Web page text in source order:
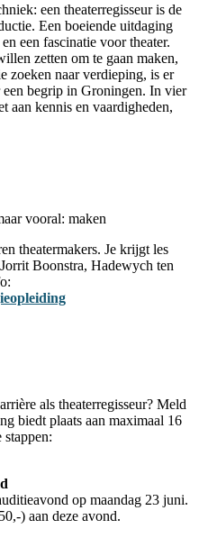
een theaterregisseur is de
Een boeiende uitdaging
een fascinatie voor theater.
zetten om te gaan maken,
zoeken naar verdieping, is er
begrip in Groningen. In vier
aan kennis en vaardigheden,
vooral: maken
theatermakers. Je krijgt les
Boonstra, Hadewych ten
als theaterregisseur? Meld
biedt plaats aan maximaal 16
op maandag 23 juni.
) aan deze avond.